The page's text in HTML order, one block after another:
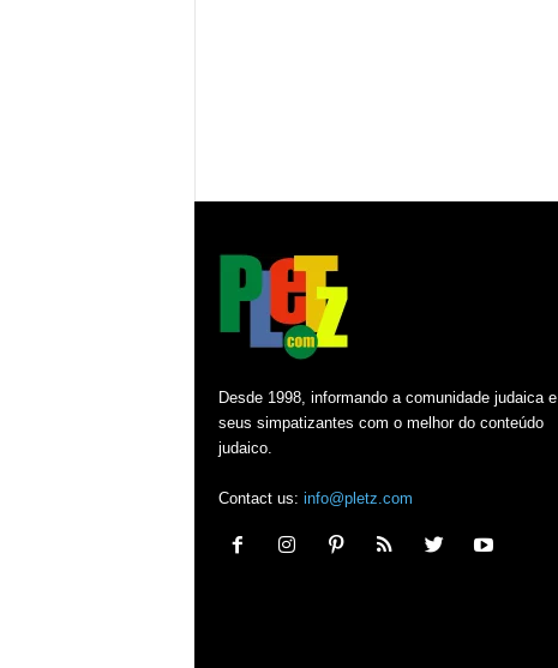
Desde 1998, informando a comunidade judaica e
seus simpatizantes com o melhor do conteúdo
judaico.
Contact us: info@pletz.com